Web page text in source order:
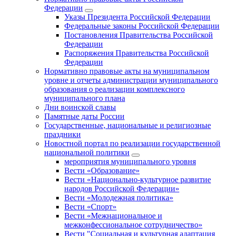
Федерации
Указы Президента Российской Федерации
Федеральные законы Российской Федерации
Постановления Правительства Российской
Федерации
Распоряжения Правительства Российской
Федерации
Нормативно правовые акты на муниципальном
уровне и отчеты администрации муниципального
образования о реализации комплексного
муниципального плана
Дни воинской славы
Памятные даты России
Государственные, национальные и религиозные
праздники
Новостной портал по реализации государственной
национальной политики
мероприятия муниципального уровня
Вести «Образование»
Вести «Национально-культурное развитие
народов Российской Федерации»
Вести «Молодежная политика»
Вести «Спорт»
Вести «Межнациональное и
межконфессиональное сотрудничество»
Вести "Социальная и культурная адаптация